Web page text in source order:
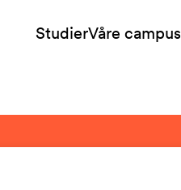
StudierVåre campus